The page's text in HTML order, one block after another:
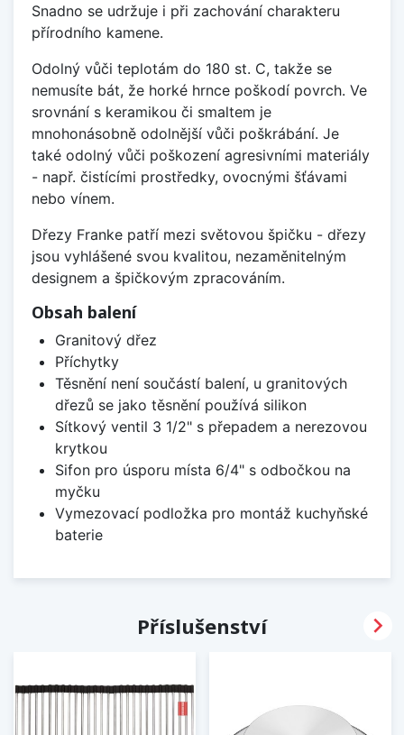
Snadno se udržuje i při zachování charakteru
přírodního kamene.
Odolný vůči teplotám do 180 st. C, takže se
nemusíte bát, že horké hrnce poškodí povrch. Ve
srovnání s keramikou či smaltem je
mnohonásobně odolnější vůči poškrábání. Je
také odolný vůči poškození agresivními materiály
- např. čistícími prostředky, ovocnými šťávami
nebo vínem.
Dřezy Franke patří mezi světovou špičku - dřezy
jsou vyhlášené svou kvalitou, nezaměnitelným
designem a špičkovým zpracováním.
Obsah balení
Granitový dřez
Příchytky
Těsnění není součástí balení, u granitových
dřezů se jako těsnění používá silikon
Sítkový ventil 3 1/2" s přepadem a nerezovou
krytkou
Sifon pro úsporu místa 6/4" s odbočkou na
myčku
Vymezovací podložka pro montáž kuchyňské
baterie
Příslušenství 